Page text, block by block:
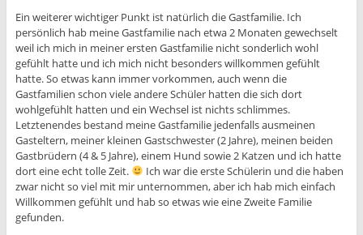
Ein weiterer wichtiger Punkt ist natürlich die Gastfamilie. Ich
persönlich hab meine Gastfamilie nach etwa 2 Monaten gewechselt
weil ich mich in meiner ersten Gastfamilie nicht sonderlich wohl
gefühlt hatte und ich mich nicht besonders willkommen gefühlt
hatte. So etwas kann immer vorkommen, auch wenn die
Gastfamilien schon viele andere Schüler hatten die sich dort
wohlgefühlt hatten und ein Wechsel ist nichts schlimmes.
Letztenendes bestand meine Gastfamilie jedenfalls ausmeinen
Gasteltern, meiner kleinen Gastschwester (2 Jahre), meinen beiden
Gastbrüdern (4 & 5 Jahre), einem Hund sowie 2 Katzen und ich hatte
dort eine echt tolle Zeit.
Ich war die erste Schülerin und die haben
zwar nicht so viel mit mir unternommen, aber ich hab mich einfach
Willkommen gefühlt und hab so etwas wie eine Zweite Familie
gefunden.